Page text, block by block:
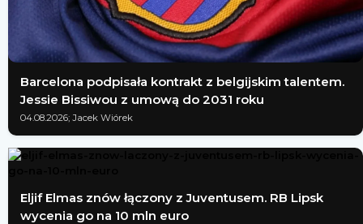
Barcelona podpisała kontrakt z belgijskim talentem.
Jessie Bissiwou z umową do 2031 roku
04.08.2026; Jacek Wiórek
Eljif Elmas znów łączony z Juventusem. RB Lipsk
wycenia go na 10 mln euro